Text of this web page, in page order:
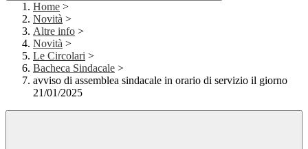
Home >
Novità >
Altre info >
Novità >
Le Circolari >
Bacheca Sindacale >
avviso di assemblea sindacale in orario di servizio il giorno
21/01/2025